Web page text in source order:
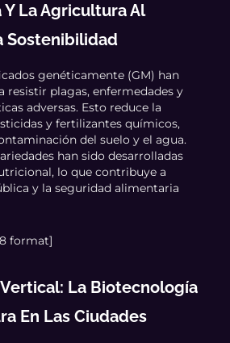
La Agricultura Al
Sostenibilidad
genéticamente (GM) han
resistir plagas, enfermedades y
adversas. Esto reduce la
y fertilizantes químicos,
del suelo y el agua.
han sido desarrolladas
lo que contribuye a
y la seguridad alimentaria
format]
La Biotecnología
En Las Ciudades